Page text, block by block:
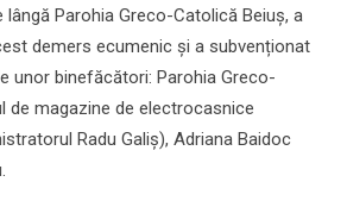
Parohia Greco-Catolică Beiuș, a
demers ecumenic și a subvenționat
unor binefăcători: Parohia Greco-
de magazine de electrocasnice
Radu Galiș), Adriana Baidoc